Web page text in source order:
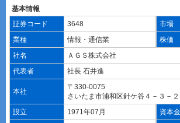
基本情報
証券コード
3648 市場
業種
情報・通信業 株価
社名
ＡＧＳ株式会社
代表者
社長 石井進
本社
〒330-0075
さいたま市浦和区針ケ谷４－３－
設立
1971年07月 資本金